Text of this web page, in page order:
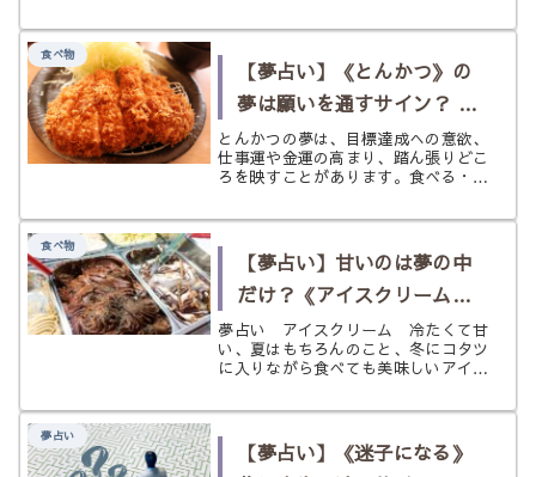
イは薄い皮で具を包み、蒸して仕上げ
はなく、上部が開いた形で整えられる
こ...
食べ物
【夢占い】《とんかつ》の
夢は願いを通すサイン？ 仕
事運・金運・踏ん張りどこ
ろを状況別にひもとく
とんかつの夢は、目標達成への意欲、
仕事運や金運の高まり、踏ん張りどこ
ろを映すことがあります。食べる・作
状況別に、やわらかく読み解きます。
食べ物
【夢占い】甘いのは夢の中
だけ？《アイスクリーム》
の夢
夢占い アイスクリーム 冷たくて甘
い、夏はもちろんのこと、冬にコタツ
に入りながら食べても美味しいアイス
リームは季節問わず私達を楽しませて
ぎるとお腹を壊してしまうかもしれな
い...
夢占い
【夢占い】《迷子になる》